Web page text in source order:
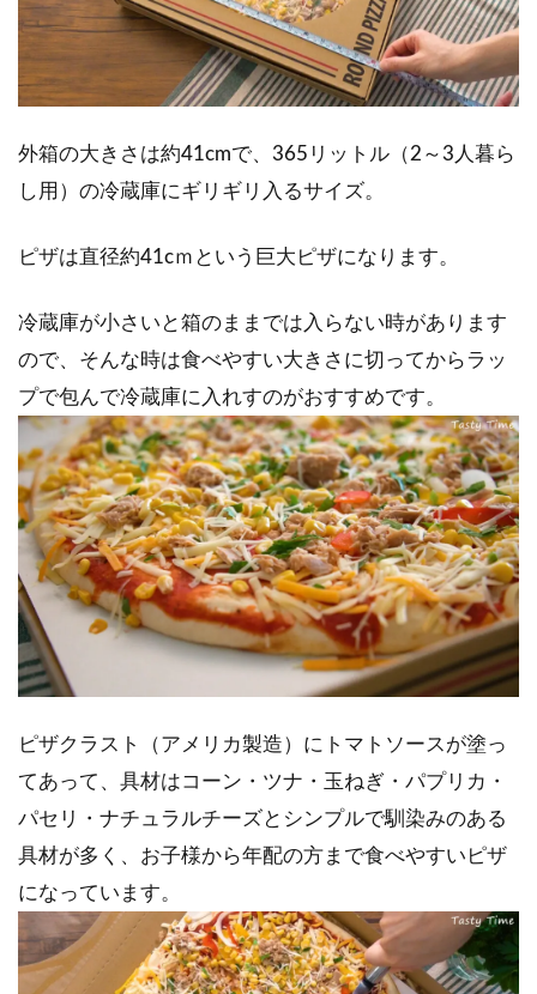
外箱の大きさは約41cmで、365リットル（2～3人暮ら
し用）の冷蔵庫にギリギリ入るサイズ。
ピザは直径約41cｍという巨大ピザになります。
冷蔵庫が小さいと箱のままでは入らない時があります
ので、そんな時は食べやすい大きさに切ってからラッ
プで包んで冷蔵庫に入れすのがおすすめです。
ピザクラスト（アメリカ製造）にトマトソースが塗っ
てあって、具材はコーン・ツナ・玉ねぎ・パプリカ・
パセリ・ナチュラルチーズとシンプルで馴染みのある
具材が多く、お子様から年配の方まで食べやすいピザ
になっています。